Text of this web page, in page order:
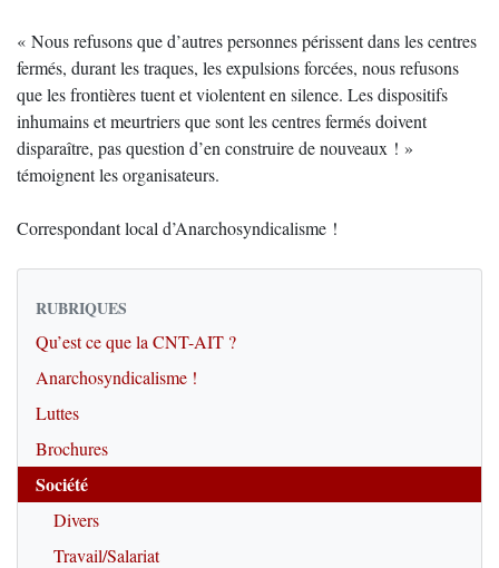
« Nous refusons que d’autres personnes périssent dans les centres
fermés, durant les traques, les expulsions forcées, nous refusons
que les frontières tuent et violentent en silence. Les dispositifs
inhumains et meurtriers que sont les centres fermés doivent
disparaître, pas question d’en construire de nouveaux ! »
témoignent les organisateurs.
Correspondant local d’Anarchosyndicalisme !
RUBRIQUES
Qu’est ce que la CNT-AIT ?
Anarchosyndicalisme !
Luttes
Brochures
Société
Divers
Travail/Salariat